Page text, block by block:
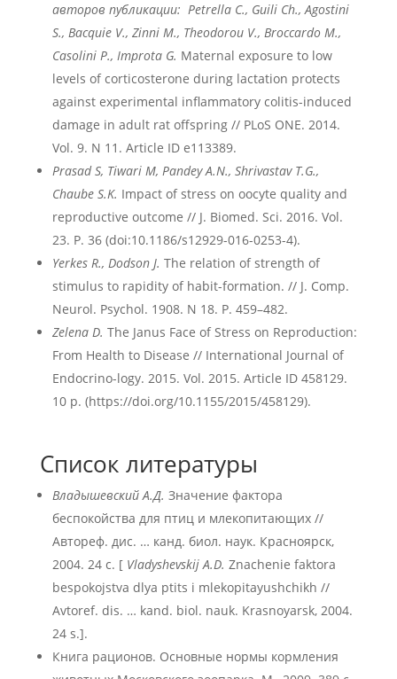
авторов публикации: PetrellaC., GuiliCh., Agostini
S., BacquieV., ZinniM., TheodorouV., BroccardoM.,
CasoliniP., ImprotaG. Maternal exposure to low
levels of corticosterone during lactation protects
against experimental inflammatory colitis-induced
damage in adult rat offspring // PLoS ONE. 2014.
Vol. 9. N 11. Article ID e113389.
Prasad S, Tiwari M, Pandey A.N., Shrivastav T.G.,
Chaube S.K. Impact of stress on oocyte quality and
reproductive outcome // J. Biomed. Sci. 2016. Vol.
23. P. 36 (doi:10.1186/s12929-016-0253-4).
Yerkes R., Dodson J. The relation of strength of
stimulus to rapidity of habit-formation. // J. Comp.
Neurol. Psychol. 1908. N 18. P. 459–482.
Zelena D. The Janus Face of Stress on Reproduction:
From Health to Disease // International Journal of
Endocrino-logy. 2015. Vol. 2015. Article ID 458129.
10 p. (https://doi.org/10.1155/2015/458129).
Список литературы
Владышевский А.Д. Значение фактора
беспокойства для птиц и млекопитающих //
Автореф. дис. … канд. биол. наук. Красноярск,
2004. 24 с. [ Vladyshevskij A.D. Znachenie faktora
bespokojstva dlya ptits i mlekopitayushchikh //
Avtoref. dis. … kand. biol. nauk. Krasnoyarsk, 2004.
24 s.].
Книга рационов. Основные нормы кормления